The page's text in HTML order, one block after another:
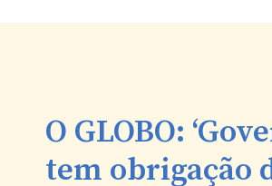
O GLOBO:
tem obrigação